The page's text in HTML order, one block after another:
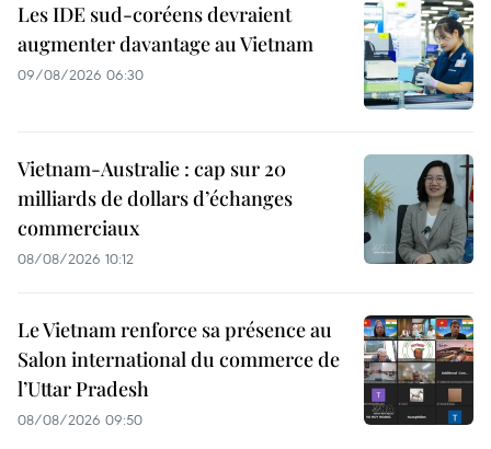
Les IDE sud-coréens devraient
augmenter davantage au Vietnam
09/08/2026 06:30
Vietnam-Australie : cap sur 20
milliards de dollars d’échanges
commerciaux
08/08/2026 10:12
Le Vietnam renforce sa présence au
Salon international du commerce de
l’Uttar Pradesh
08/08/2026 09:50